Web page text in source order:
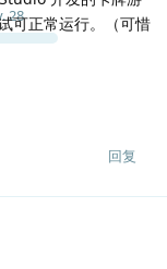
28
可正常运行。（可惜
回复